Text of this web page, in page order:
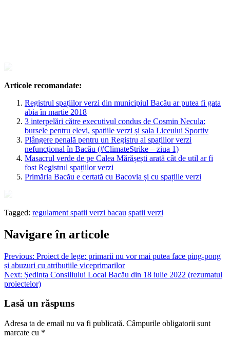
Articole recomandate:
Registrul spațiilor verzi din municipiul Bacău ar putea fi gata
abia în martie 2018
3 interpelări către executivul condus de Cosmin Necula:
bursele pentru elevi, spațiile verzi și sala Liceului Sportiv
Plângere penală pentru un Registru al spațiilor verzi
nefuncțional în Bacău (#ClimateStrike – ziua 1)
Masacrul verde de pe Calea Mărășești arată cât de util ar fi
fost Registrul spațiilor verzi
Primăria Bacău e certată cu Bacovia și cu spațiile verzi
Tagged: regulament spatii verzi bacau spatii verzi
Navigare în articole
Previous: Proiect de lege: primarii nu vor mai putea face ping-pong
și abuzuri cu atribuțiile viceprimarilor
Next: Ședința Consiliului Local Bacău din 18 iulie 2022 (rezumatul
proiectelor)
Lasă un răspuns
Adresa ta de email nu va fi publicată. Câmpurile obligatorii sunt
marcate cu *